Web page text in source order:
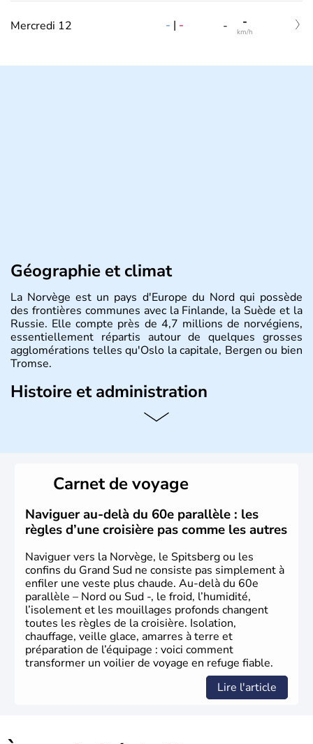
Mercredi 12 - | - - -
km/h
Géographie et climat
La Norvège est un pays d'Europe du Nord qui possède
des frontières communes avec la Finlande, la Suède et la
Russie. Elle compte près de 4,7 millions de norvégiens,
essentiellement répartis autour de quelques grosses
agglomérations telles qu'Oslo la capitale, Bergen ou bien
Tromse.
Histoire et administration
La Norvège est gouvernée par une monarchie
Carnet de voyage
Naviguer au-delà du 60e parallèle : les
règles d’une croisière pas comme les autres
Naviguer vers la Norvège, le Spitsberg ou les
confins du Grand Sud ne consiste pas simplement à
enfiler une veste plus chaude. Au-delà du 60e
parallèle – Nord ou Sud -, le froid, l’humidité,
l’isolement et les mouillages profonds changent
toutes les règles de la croisière. Isolation,
chauffage, veille glace, amarres à terre et
préparation de l’équipage : voici comment
transformer un voilier de voyage en refuge fiable.
Lire l'article